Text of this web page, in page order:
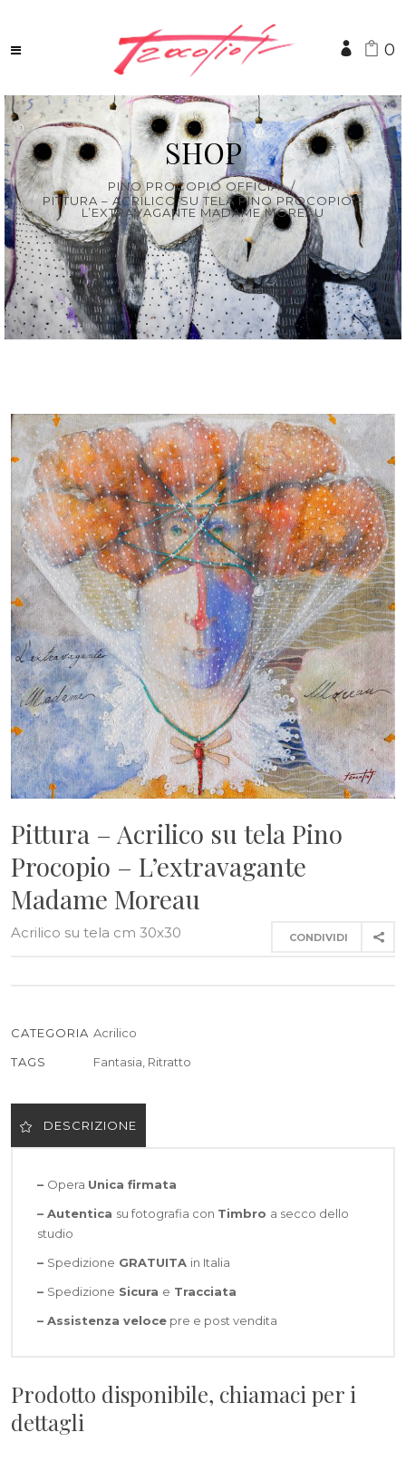
0
SHOP
PINO PROCOPIO OFFICIAL/
PITTURA – ACRILICO SU TELA PINO PROCOPIO –
L’EXTRAVAGANTE MADAME MOREAU
Pittura – Acrilico su tela Pino
Procopio – L’extravagante
Madame Moreau
CONDIVIDI
Acrilico su tela cm 30x30
CATEGORIA Acrilico
TAGS
Fantasia, Ritratto
DESCRIZIONE
– Opera Unica firmata
– Autentica su fotografia con Timbro a secco dello
studio
– Spedizione GRATUITA in Italia
– Spedizione Sicura e Tracciata
– Assistenza velocepre e post vendita
Prodotto disponibile, chiamaci per i
dettagli